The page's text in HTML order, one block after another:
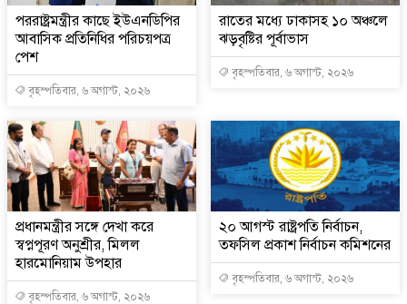
পররাষ্ট্রমন্ত্রীর কা‌ছে ইউএনডিপির
আবাসিক প্রতিনিধির পরিচয়পত্র
পেশ
বৃহস্পতিবার, ৬ অগাস্ট, ২০২৬
রাতের মধ্যে ঢাকাসহ ১০ অঞ্চলে
ঝড়বৃষ্টির পূর্বাভাস
বৃহস্পতিবার, ৬ অগাস্ট, ২০২৬
প্রধানমন্ত্রীর সঙ্গে দেখা করে
স্বপ্নপূরণ অনুশ্রীর, মিলল
হারমোনিয়াম উপহার
বৃহস্পতিবার, ৬ অগাস্ট, ২০২৬
২০ আগস্ট রাষ্ট্রপতি নির্বাচন,
তফসিল প্রকাশ নির্বাচন কমিশনের
বৃহস্পতিবার, ৬ অগাস্ট, ২০২৬